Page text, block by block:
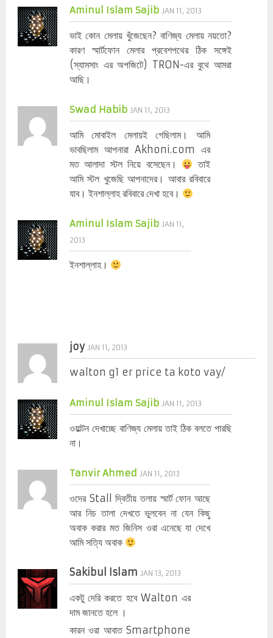
Aminul Islam Sajib JAN 11, 2013
ভাই কোন মেলায় খুঁজেছেন? বাণিজ্য মেলায় নয়তো?
কারণ স্মার্টফোন মেলার প্রবেশপথের ঠিক সঙ্গেই
(স্যামসাং এর অপজিটে) TRON-এর বুথে আমরা
আছি।
Swad Habib JAN 11, 2013
আমি মোবাইল মেলা‌য়ই গেছিলাম। আমি
ভাবছিলাম আপনারা Akhoni.com এর
মত আলাদা স্টল নিয়ে বসেছেন।
তাই
আমি স্টল খুজেছি আপনাদের। আবার রবিবারে
যাব। ইনশাল্লাহ রবিবারে দেখা হবে।
Aminul Islam Sajib JAN 11,
2013
ইনশাল্লাহ।
joy JAN 11, 2013
walton g1 er price ta koto vay/
Aminul Islam Sajib JAN 11, 2013
ওয়াল্টন দেখাচ্ছে বাণিজ্য মেলায় তাই ঠিক বলতে পারছি
না।
Tanvir Ahmed JAN 11, 2013
ওদের Stall দ্বিতীয় তলায় স্মার্ট ফোন আছে
আর নিচ তালা দেখতে ভুলবেন না যেন কিছু
অবাক করার মত জিনিস ওরা এনেছে যা দেখে
আমি সত্যি অবাক
Sakibul Islam JAN 13, 2013
একটু দেরি করতে হবে Walton এর
দাম জানতে হলে ।
কারন ওরা আবাত Smartphone